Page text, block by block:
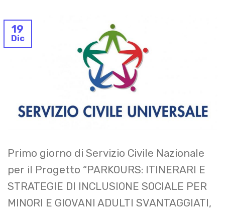
19
Dic
Primo giorno di Servizio Civile Nazionale
per il Progetto “PARKOURS: ITINERARI E
STRATEGIE DI INCLUSIONE SOCIALE PER
MINORI E GIOVANI ADULTI SVANTAGGIATI,